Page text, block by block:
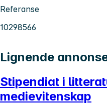
Referanse
10298566
Lignende
Stipendiat i
medievitenskap